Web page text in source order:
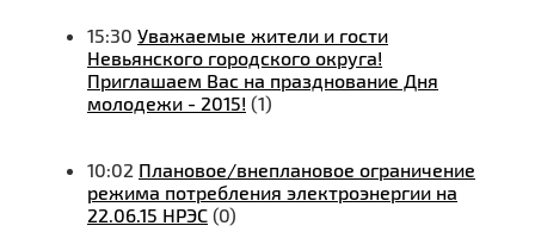
15:30 Уважаемые жители и гости
Невьянского городского округа!
Приглашаем Вас на празднование Дня
молодежи - 2015! (1)
10:02 Плановое/внеплановое ограничение
режима потребления электроэнергии на
22.06.15 НРЭС (0)